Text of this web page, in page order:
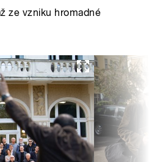
ze vzniku hromadné